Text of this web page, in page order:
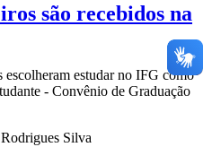
são recebidos na
escolheram estudar no IFG como
- Convênio de Graduação
Silva